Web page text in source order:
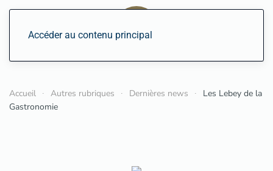
Accéder au contenu principal
Accueil Autres rubriques Dernières news
Les Lebey de la
Gastronomie